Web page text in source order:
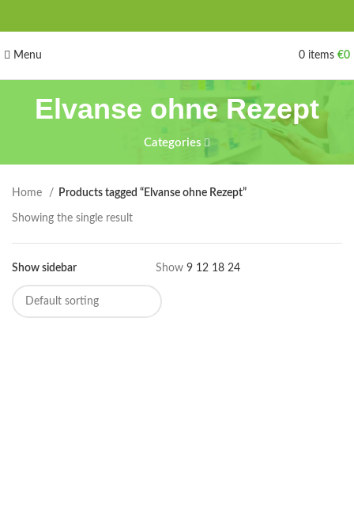
Menu 0 items €0
Elvanse ohne Rezept
Categories
Home Products tagged “Elvanse ohne Rezept”
Showing the single result
Show sidebar Show 9 12 18 24